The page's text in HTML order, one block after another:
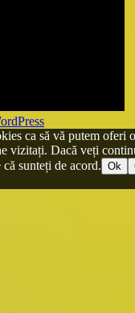
ca să vă putem oferi
vizitați. Dacă veți
sunteți de acord. Ok